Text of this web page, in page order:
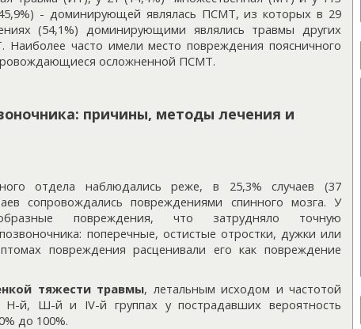
- доминирующей являлась ПСМТ, из которых в 29
(54,1%) доминирующими являлись травмы других
часто имели место повреждения поясничного
осложненной ПСМТ.
причины, методы лечения и
отдела наблюдались реже, в 25,3% случаев (37
сопровождались повреждениями спинного мозга. У
повреждения, что затрудняло точную
поперечные, остистые отростки, дужки или
повреждения расценивали его как повреждение
тяжести травмы, летальным исходом и частотой
Н-й, Ш-й и IV-й группах у пострадавших вероятность
до 100%.